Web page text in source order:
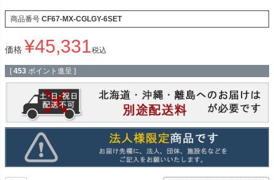
商品番号 CF67-MX-CGLGY-6SET
価格 ¥45,331税込
[ 453 ポイント進呈 ]